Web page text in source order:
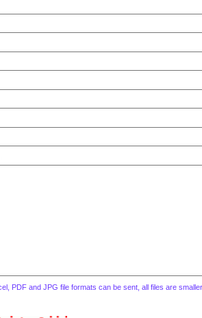
PDF and JPG file formats can be sent, all files are